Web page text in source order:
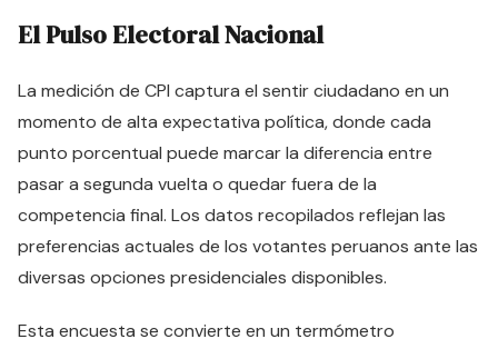
El Pulso Electoral Nacional
La medición de CPI captura el sentir ciudadano en un
momento de alta expectativa política, donde cada
punto porcentual puede marcar la diferencia entre
pasar a segunda vuelta o quedar fuera de la
competencia final. Los datos recopilados reflejan las
preferencias actuales de los votantes peruanos ante las
diversas opciones presidenciales disponibles.
Esta encuesta se convierte en un termómetro